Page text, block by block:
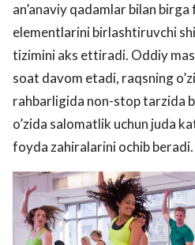
an’anaviy qadamlar bilan
elementlarini birlashtiruvchi
tizimini aks ettiradi. Oddiy
soat davom etadi, raqsning
rahbarligida non-stop tarzida
o’zida salomatlik uchun juda
foyda zahiralarini ochib beradi.